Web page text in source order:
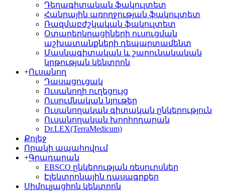
Դեղագիտական ֆակուլտետ
Հանրային առողջության ֆակուլտետ
Ռազմաբժշկական ֆակուլտետ
Օտարերկրացիների ուսուցման
աշխատանքների դեպարտամենտ
Մասնագիտական և շարունակական
կրթության կենտրոն
+Ուսանող
Դասացուցակ
Ուսանողի ուղեցույց
Ուսումնական նյութեր
Ուսանողական գիտական ընկերություն
Ուսանողական խորհրդարան
Dr.LEX(TerraMedicum)
Քոլեջ
Որակի ապահովում
+Գրադարան
EBSCO ընկերության ռեսուրսներ
Էլեկտրոնային դասագրքեր
Սիմուլյացիոն կենտրոն